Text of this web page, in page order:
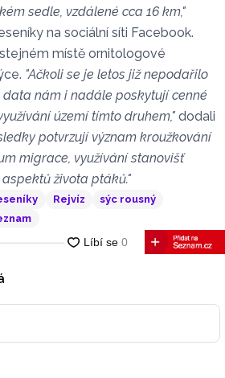
sedle, vzdálené cca 16 km,"
na sociální síti Facebook.
místě ornitologové
"Ačkoli se je letos již nepodařilo
data nám i nadále poskytují cenné
území tímto druhem," dodali
potvrzují význam kroužkování
migrace, využívání stanovišť
života ptáků."
Rejvíz
sýc rousný